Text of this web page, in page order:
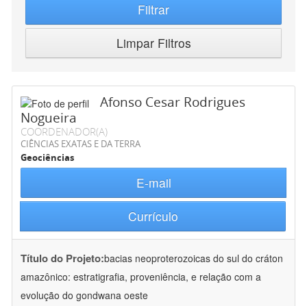
Filtrar
Limpar Filtros
Afonso Cesar Rodrigues
Nogueira
COORDENADOR(A)
CIÊNCIAS EXATAS E DA TERRA
Geociências
E-mail
Currículo
Título do Projeto:bacias neoproterozoicas do sul do cráton
amazônico: estratigrafia, proveniência, e relação com a
evolução do gondwana oeste